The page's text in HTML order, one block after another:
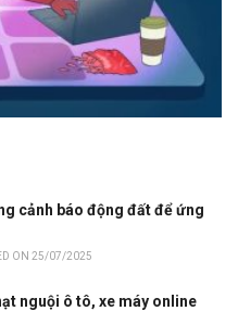
cảnh báo động đất để ứng
ON 25/07/2025
nguội ô tô, xe máy online